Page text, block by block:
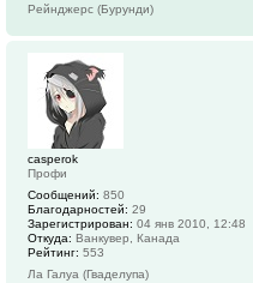
Рейнджерс (Бурунди)
casperok
Профи
Сообщений: 850
Благодарностей: 29
Зарегистрирован: 04 янв 2010, 12:48
Откуда: Ванкувер, Канада
Рейтинг: 553
Ла Галуа (Гваделупа)